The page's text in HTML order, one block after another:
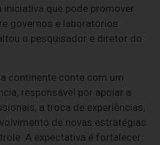
iniciativa que pode promover
governos e laboratórios
o pesquisador e diretor do
continente conte com um
responsável por apoiar a
a troca de experiências,
de novas estratégias
A expectativa é fortalecer